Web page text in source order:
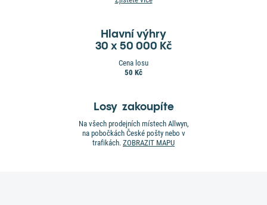
Hlavní výhry
30 x 50 000 Kč
Cena losu
50 Kč
Losy zakoupíte
Na všech prodejních místech Allwyn,
na pobočkách České pošty nebo v
trafikách. ZOBRAZIT MAPU